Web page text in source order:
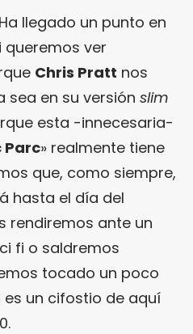
Ha llegado un punto en
queremos ver
Chris Pratt nos
sea en su versión slim
esta -innecesaria-
Parc» realmente tiene
que, como siempre,
hasta el día del
rendiremos ante un
fi o saldremos
tocado un poco
es un cifostio de aquí